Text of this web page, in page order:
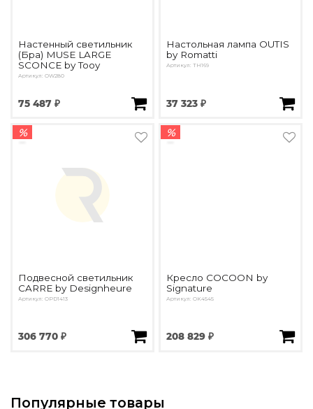
Настенный светильник
(Бра) MUSE LARGE
SCONCE by Tooy
Артикул: OW280
75 487 ₽
Настольная лампа OUTIS
by Romatti
Артикул: TH169
37 323 ₽
%
Подвесной светильник
CARRE by Designheure
Артикул: OPD1413
306 770 ₽
%
Кресло COCOON by
Signature
Артикул: OK4545
208 829 ₽
Популярные товары